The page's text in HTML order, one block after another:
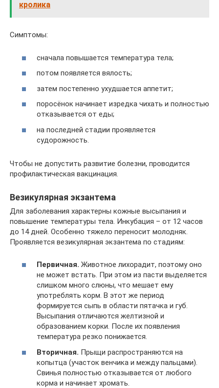
кролика
Симптомы:
сначала повышается температура тела;
потом появляется вялость;
затем постепенно ухудшается аппетит;
поросёнок начинает изредка чихать и полностью
отказывается от еды;
на последней стадии проявляется
судорожность.
Чтобы не допустить развитие болезни, проводится
профилактическая вакцинация.
Везикулярная экзантема
Для заболевания характерны кожные высыпания и
повышение температуры тела. Инкубация – от 12 часов
до 14 дней. Особенно тяжело переносит молодняк.
Проявляется везикулярная экзантема по стадиям:
Первичная. Животное лихорадит, поэтому оно
не может встать. При этом из пасти выделяется
слишком много слюны, что мешает ему
употреблять корм. В этот же период
формируется сыпь в области пятачка и губ.
Высыпания отличаются желтизной и
образованием корки. После их появления
температура резко понижается.
Вторичная. Прыщи распространяются на
копытца (участок венчика и между пальцами).
Свинья полностью отказывается от любого
корма и начинает хромать.